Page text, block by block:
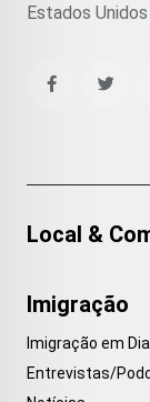
Estados
Local &
Imigração
Imigração em
Entrevistas/